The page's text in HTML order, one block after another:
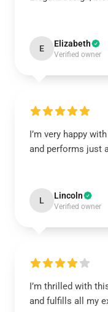
E Elizabeth
Verified owner
I’m very happy
and performs just
L Lincoln
Verified owner
I’m thrilled with
and fulfills all my